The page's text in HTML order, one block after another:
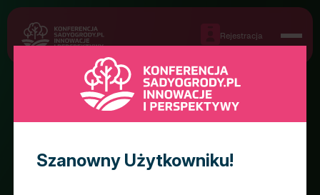
Rejestracja
INNOWACYJNY FARMER
2025
Konkurs ma na celu popularyzację innowacyjnych
Szanowny Użytkowniku!